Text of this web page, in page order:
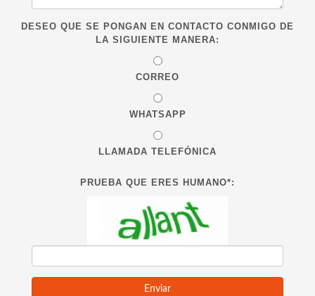
DESEO QUE SE PONGAN EN CONTACTO CONMIGO DE
LA SIGUIENTE MANERA:
CORREO
WHATSAPP
LLAMADA TELEFÓNICA
PRUEBA QUE ERES HUMANO*: